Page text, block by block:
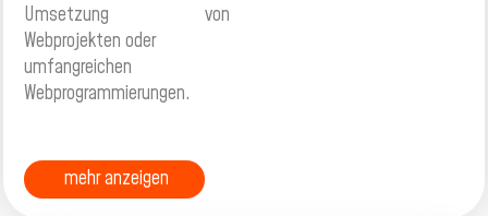
Umsetzung von
Webprojekten oder
umfangreichen
Webprogrammierungen.
mehr anzeigen